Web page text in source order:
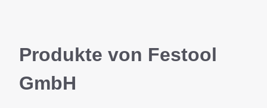
Produkte von Festool
GmbH